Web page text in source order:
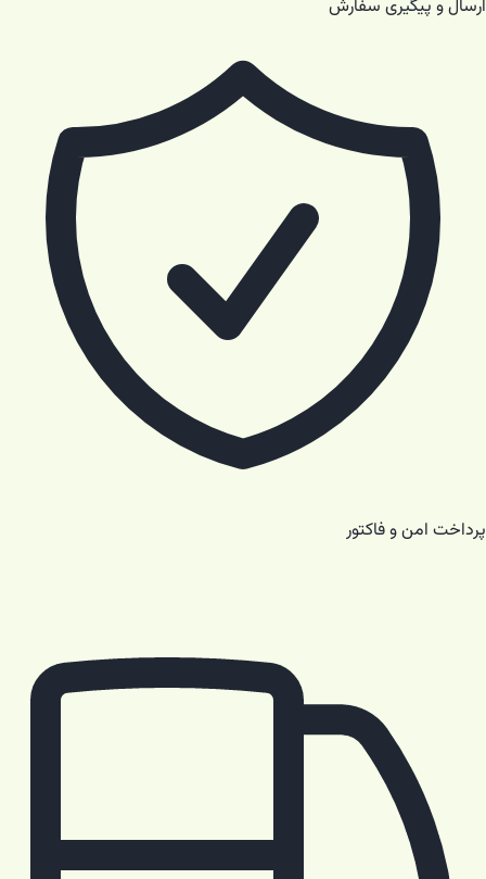
ارسال و پیگیری سفارش
پرداخت امن و فاکتور